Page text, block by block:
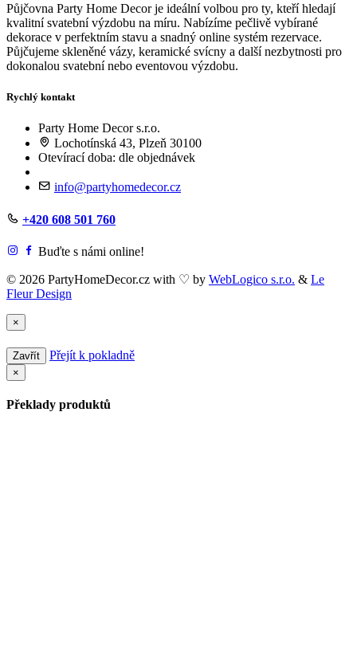
Půjčovna Party Home Decor je ideální volbou pro ty, kteří hledají
kvalitní svatební výzdobu na míru. Nabízíme pečlivě vybírané
dekorace v perfektním stavu a snadný online systém rezervace.
Půjčujeme skleněné vázy, keramické svícny a další nezbytnosti pro
dokonalou svatební nebo eventovou výzdobu.
Rychlý kontakt
Party Home Decor s.r.o.
Lochotínská 43, Plzeň 30100
Otevírací doba: dle objednávek
info@partyhomedecor.cz
+420 608 501 760
Buďte s námi online!
© 2026 PartyHomeDecor.cz with ♡ by WebLogico s.r.o. & Le
Fleur Design
×
Zavřít Přejít k pokladně
×
Překlady produktů